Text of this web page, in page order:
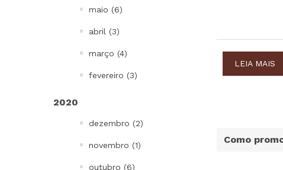
maio (6)
abril (3)
março (4)
fevereiro (3)
2020
dezembro (2)
novembro (1)
outubro (6)
LEIA MAIS
Como